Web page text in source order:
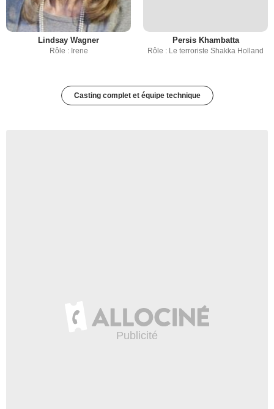
Lindsay Wagner
Rôle : Irene
Persis Khambatta
Rôle : Le terroriste Shakka Holland
Casting complet et équipe technique